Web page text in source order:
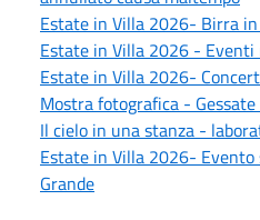
Estate in Villa 2026- Birra
Estate in Villa 2026 - Eventi
Estate in Villa 2026-
Mostra fotografica -
Il cielo in una stanza -
Estate in Villa 2026- Evento
Grande